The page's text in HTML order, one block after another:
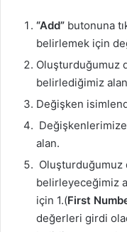
“Add” butonuna
belirlemek için
Oluşturduğumuz
belirlediğimiz
Değişken
alan.
belirleyeceğimiz
için 1.(First
değerleri girdi